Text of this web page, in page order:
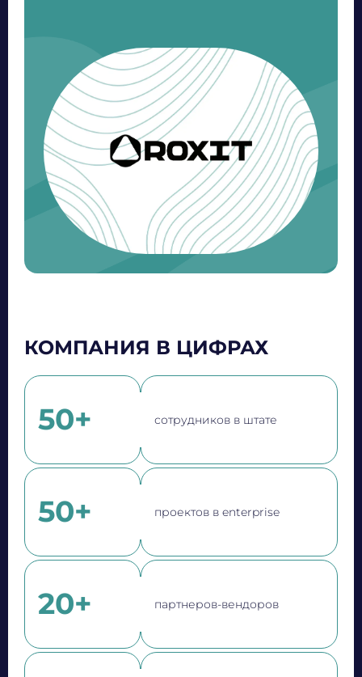
КОМПАНИЯ В ЦИФРАХ
50+ сотрудников в штате
50+ проектов в enterprise
20+ партнеров-вендоров